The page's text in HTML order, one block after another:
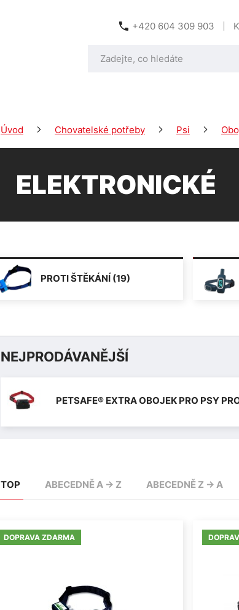
+420 604 309 903
Úvod Chovatelské potřeby Psi
ELEKTRONICKÉ
PROTI ŠTĚKÁNÍ (19)
NEJPRODÁVANĚJŠÍ
PETSAFE® EXTRA OBOJEK PRO PSY
TOP ABECEDNĚ A -> Z ABECEDNĚ Z -> A
DOPRAVA ZDARMA